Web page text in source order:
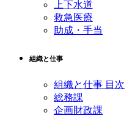
上下水道
救急医療
助成・手当
組織と仕事
組織と仕事 目次
総務課
企画財政課